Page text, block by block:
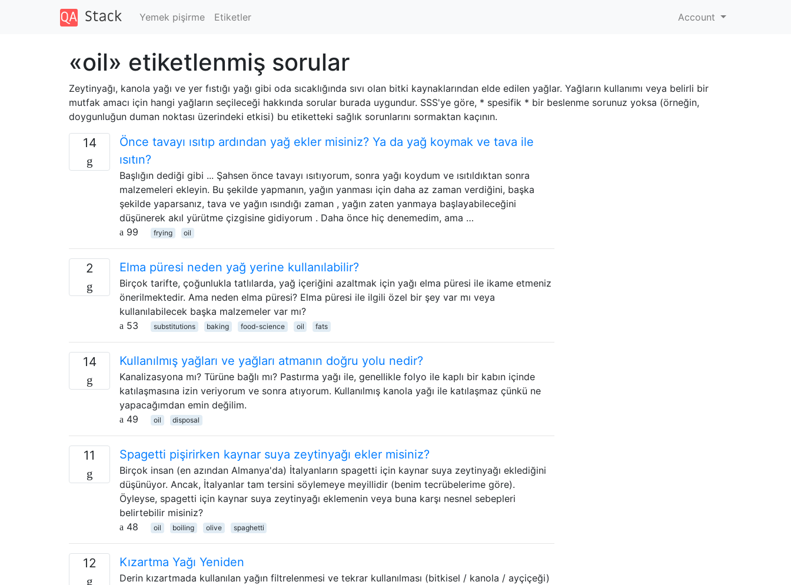
Yemek pişirme Etiketler Account
«oil» etiketlenmiş sorular
Zeytinyağı, kanola yağı ve yer fıstığı yağı gibi oda sıcaklığında sıvı olan bitki kaynaklarından elde edilen yağlar. Yağların kullanımı veya belirli bir
mutfak amacı için hangi yağların seçileceği hakkında sorular burada uygundur. SSS'ye göre, * spesifik * bir beslenme sorunuz yoksa (örneğin,
doygunluğun duman noktası üzerindeki etkisi) bu etiketteki sağlık sorunlarını sormaktan kaçının.
14
Önce tavayı ısıtıp ardından yağ ekler misiniz? Ya da yağ koymak ve tava ile
ısıtın?
Başlığın dediği gibi ... Şahsen önce tavayı ısıtıyorum, sonra yağı koydum ve ısıtıldıktan sonra
malzemeleri ekleyin. Bu şekilde yapmanın, yağın yanması için daha az zaman verdiğini, başka
şekilde yaparsanız, tava ve yağın ısındığı zaman , yağın zaten yanmaya başlayabileceğini
düşünerek akıl yürütme çizgisine gidiyorum . Daha önce hiç denemedim, ama …
99
frying oil
2 Elma püresi neden yağ yerine kullanılabilir?
Birçok tarifte, çoğunlukla tatlılarda, yağ içeriğini azaltmak için yağı elma püresi ile ikame etmeniz
önerilmektedir. Ama neden elma püresi? Elma püresi ile ilgili özel bir şey var mı veya
kullanılabilecek başka malzemeler var mı?
53
substitutions baking food-science oil fats
14 Kullanılmış yağları ve yağları atmanın doğru yolu nedir?
Kanalizasyona mı? Türüne bağlı mı? Pastırma yağı ile, genellikle folyo ile kaplı bir kabın içinde
katılaşmasına izin veriyorum ve sonra atıyorum. Kullanılmış kanola yağı ile katılaşmaz çünkü ne
yapacağımdan emin değilim.
49
oil disposal
11 Spagetti pişirirken kaynar suya zeytinyağı ekler misiniz?
Birçok insan (en azından Almanya'da) İtalyanların spagetti için kaynar suya zeytinyağı eklediğini
düşünüyor. Ancak, İtalyanlar tam tersini söylemeye meyillidir (benim tecrübelerime göre).
Öyleyse, spagetti için kaynar suya zeytinyağı eklemenin veya buna karşı nesnel sebepleri
belirtebilir misiniz?
48
oil boiling olive spaghetti
12 Kızartma Yağı Yeniden
Derin kızartmada kullanılan yağın filtrelenmesi ve tekrar kullanılması (bitkisel / kanola / ayçiçeği)